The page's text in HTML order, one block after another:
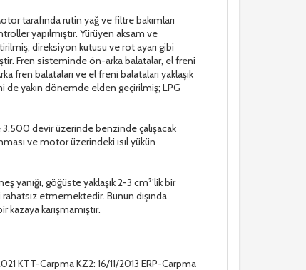
tarafında rutin yağ ve filtre bakımları
yapılmıştır. Yürüyen aksam ve
direksiyon kutusu ve rot ayarı gibi
Fren sisteminde ön-arka balatalar, el freni
fren balataları ve el freni balataları yaklaşık
de yakın dönemde elden geçirilmiş; LPG
devir üzerinde benzinde çalışacak
ve motor üzerindeki ısıl yükün
yanığı, göğüste yaklaşık 2-3 cm²’lik bir
etmemektedir. Bunun dışında
karışmamıştır.
KTT-Carpma KZ2: 16/11/2013 ERP-Carpma